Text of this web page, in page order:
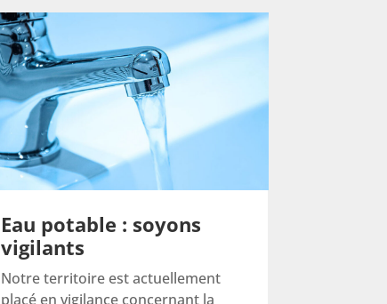
Eau potable : soyons
vigilants
Notre territoire est actuellement
placé en vigilance concernant la